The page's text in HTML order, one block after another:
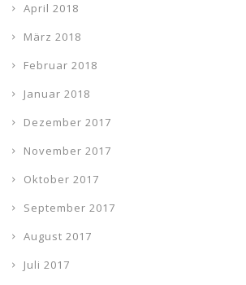
April 2018
März 2018
Februar 2018
Januar 2018
Dezember 2017
November 2017
Oktober 2017
September 2017
August 2017
Juli 2017